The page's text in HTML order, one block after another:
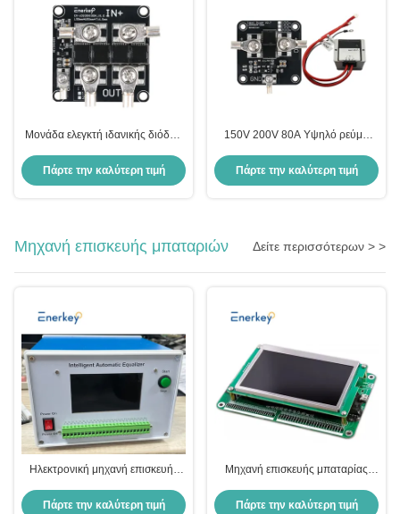
Μονάδα ελεγκτή ιδανικής διόδου
ηλιακού πάνελ Αντίστροφη
άρδευση
Πάρτε την καλύτερη τιμή
150V 200V 80A Υψηλό ρεύμα
Μοντέλο Potting για ηλιακή
προστασία αντιστροφής ρεύματος
Πάρτε την καλύτερη τιμή
Μηχανή επισκευής μπαταριών Δείτε περισσότερων > >
Ηλεκτρονική μηχανή επισκευής
4A
Πάρτε την καλύτερη τιμή
Μηχανή επισκευής μπαταρίας
Μέτρηση τάσης μπαταρίας
Πάρτε την καλύτερη τιμή